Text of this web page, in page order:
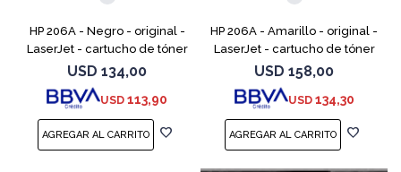
HP 206A - Negro - original -
LaserJet - cartucho de tóner
(W2110A) - para Color
LaserJet Pro M255, M283, MFP
M282, MFP M283
USD 134,00
USD 113,90
HP 206A - Amarillo - original -
LaserJet - cartucho de tóner
(W2112A) - para Color
LaserJet Pro M255, M283, MFP
M282, MFP M283
USD 158,00
USD 134,30